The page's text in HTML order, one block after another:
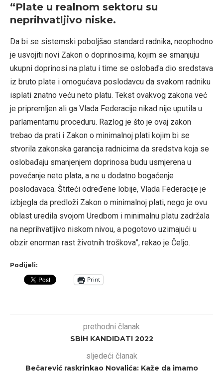
“Plate u realnom sektoru su
neprihvatljivo niske.
Da bi se sistemski poboljšao standard radnika, neophodno
je usvojiti novi Zakon o doprinosima, kojim se smanjuju
ukupni doprinosi na platu i time se oslobađa dio sredstava
iz bruto plate i omogućava poslodavcu da svakom radniku
isplati znatno veću neto platu. Tekst ovakvog zakona već
je pripremljen ali ga Vlada Federacije nikad nije uputila u
parlamentarnu proceduru. Razlog je što je ovaj zakon
trebao da prati i Zakon o minimalnoj plati kojim bi se
stvorila zakonska garancija radnicima da sredstva koja se
oslobađaju smanjenjem doprinosa budu usmjerena u
povećanje neto plata, a ne u dodatno bogaćenje
poslodavaca. Štiteći određene lobije, Vlada Federacije je
izbjegla da predloži Zakon o minimalnoj plati, nego je ovu
oblast uredila svojom Uredbom i minimalnu platu zadržala
na neprihvatljivo niskom nivou, a pogotovo uzimajući u
obzir enorman rast životnih troškova”, rekao je Čeljo.
Podijeli:
Print
prethodni članak
SBiH KANDIDATI 2022
sljedeći članak
Bečarević raskrinkao Novalića: Kaže da imamo